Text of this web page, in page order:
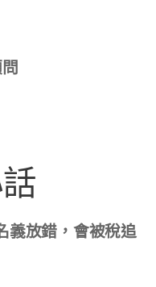
義放錯，會被稅追